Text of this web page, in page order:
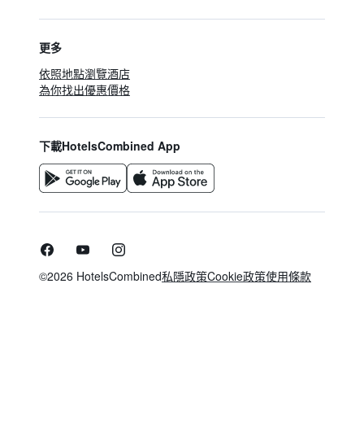
更多
依照地點瀏覽酒店
為你找出優惠價格
下載HotelsCombined App
©2026 HotelsCombined私隱政策Cookie政策使用條款